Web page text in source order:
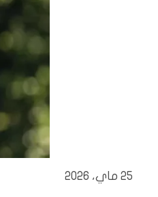
25 ماي، 2026